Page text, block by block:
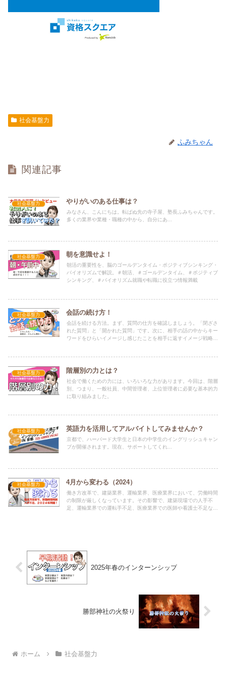
社会基盤力
ふみちゃん
関連記事
社会基盤力 やりがいのある仕事は？
みなさん、こんにちは。転ばぬ先の寺子屋、塾長ふみちゃんです。
多くの業界や業種・職種の中から、自分にあ...
社会基盤力 朝を意識せよ！
朝活の重要性を、脳のゴールデンタイム・ポジティブシンキング・
バイオリズムで解説。＃朝活、＃ゴールデンタイム、＃ポジティブ
シンキング、＃バイオリズム就職や転職に役立つ情報満載
社会基盤力 会話の続け方！
会話を続ける方法。まず、質問の仕方を確認しましょう。「閉ざさ
れた質問」と「開かれた質問」です。次に、相手の話の中からキー
ワードをひらいイメージし感じたことを相手に返すイメージ戦略で
社会基盤力 階層別の力とは？
社会で働くための力には、いろいろな力があります。今回は、階層
別、つまり、一般社員、中間管理者、上位管理者に必要な基本的力
に取り組みました。
社会基盤力 英語力を活用してアルバイトしてみませんか？
京都で、ハーバード大学生と日本の中学生のイングリッシュキャン
プが開催されます。現在、サポートしてくれ...
社会基盤力 4月から変わる（2024）
働き方改革で、建築業界、運輸業界、医療業界において、労働時間
の制限が厳しくなっています。その影響で、建築現場での人手不
足、運輸業界での運転手不足、医療業界での医師や看護士不足など
2025年春のインターンシップ
勝部神社の火祭り
ホーム 社会基盤力